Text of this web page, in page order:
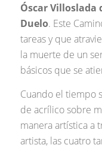
Óscar Villoslada
Duelo. Este
tareas y que
la muerte de un
básicos que se
Cuando el tiempo
de acrílico sobre
manera artística a
artista, las cuatro